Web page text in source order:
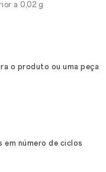
a 0,02 g
o produto ou uma peça
em número de ciclos